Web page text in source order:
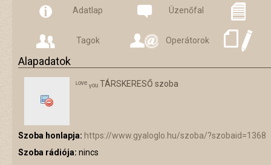
Adatlap Üzenőfal
Tagok Operátorok
Alapadatok
ᶫᵒᵛᵉ ᵧₒᵤ TÁRSKERESŐ szoba
Szoba honlapja: https://www.gyaloglo.hu/szoba/?szobaid=1368
Szoba rádiója: nincs